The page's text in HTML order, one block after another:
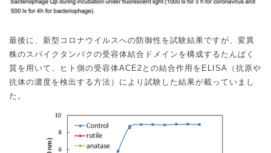
最後に、新型コロナウイルスへの防御性を試験結果ですが、変異
株のスパイクタンパクの受容体結合ドメインを構成するたんぱく
質を用いて、ヒト側の受容体ACE2 との結合作用を ELISA
（抗原や
抗体の濃度を検出する方法）により試験した結果が載っていまし
た。